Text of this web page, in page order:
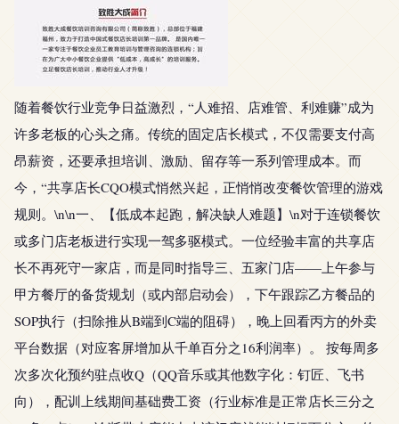
随着餐饮行业竞争日益激烈，“人难招、店难管、利难赚”成为
许多老板的心头之痛。传统的固定店长模式，不仅需要支付高
昂薪资，还要承担培训、激励、留存等一系列管理成本。而
今，“共享店长CQO模式悄然兴起，正悄悄改变餐饮管理的游戏
规则。\n\n一、【低成本起跑，解决缺人难题】\n对于连锁餐饮
或多门店老板进行实现一驾多驱模式。一位经验丰富的共享店
长不再死守一家店，而是同时指导三、五家门店——上午参与
甲方餐厅的备货规划（或内部启动会），下午跟踪乙方餐品的
SOP执行（扫除推从B端到C端的阻碍），晚上回看丙方的外卖
平台数据（对应客屏增加从千单百分之16利润率）。 按每周多
次多次化预约驻点收Q（QQ音乐或其他数字化：钉匠、飞书
向），配训上线期间基础费工资（行业标准是正常店长三分之